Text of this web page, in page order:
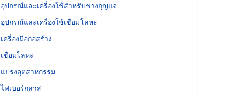
อุปกรณ์และเครื่องใช้สำหรับช่างกุญแจ
อุปกรณ์และเครื่องใช้เชื่อมโลหะ
เครื่องมือก่อสร้าง
เชื่อมโลหะ
แปรงอุตสาหกรรม
ไฟเบอร์กลาส